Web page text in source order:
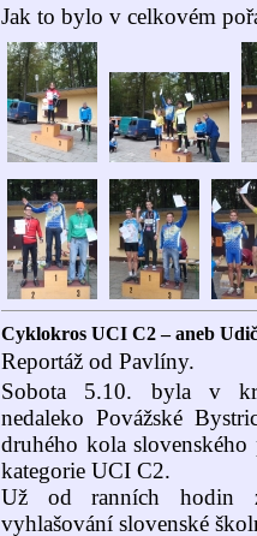
Jak to bylo v celkovém
Cyklokros UCI C2 – aneb
Reportáž od Pavlíny.
Sobota 5.10. byla v
nedaleko Povážské
druhého kola
kategorie UCI C2.
Už od ranních hodin
vyhlašování slovenské